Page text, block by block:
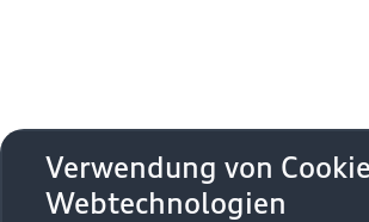
Modelle
Verwendung von
Webtechnologien